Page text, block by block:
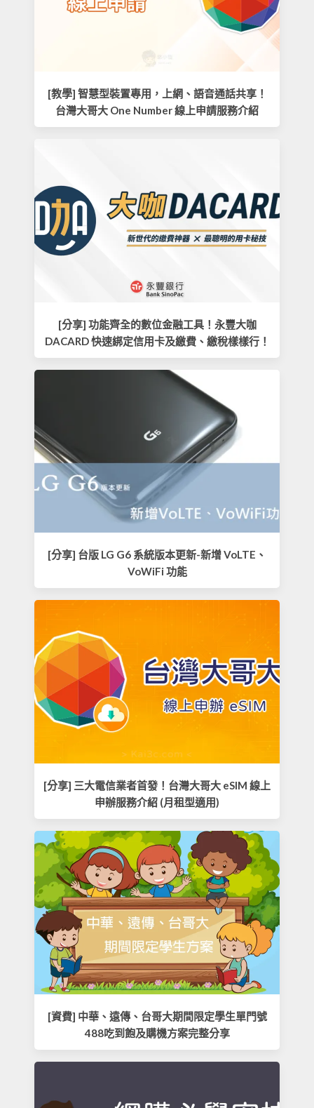
[教學] 智慧型裝置專用，上網、語音通話共享！
台灣大哥大 One Number 線上申請服務介紹
[分享] 功能齊全的數位金融工具！永豐大咖
DACARD 快速綁定信用卡及繳費、繳稅樣樣行！
[分享] 台版 LG G6 系統版本更新-新增 VoLTE、
VoWiFi 功能
[分享] 三大電信業者首發！台灣大哥大 eSIM 線上
申辦服務介紹 (月租型適用)
[資費] 中華、遠傳、台哥大期間限定學生單門號
488吃到飽及購機方案完整分享